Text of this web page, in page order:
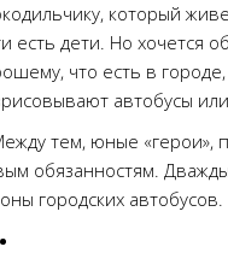
который
есть дети. Но хочется
что есть в
автобусы
тем, юные «герои»,
обязанностям.
городских